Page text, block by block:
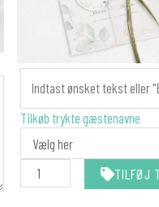
Tilkøb trykte gæstenavne
MATCHER
DIN
INVITATION
antal
TILFØJ